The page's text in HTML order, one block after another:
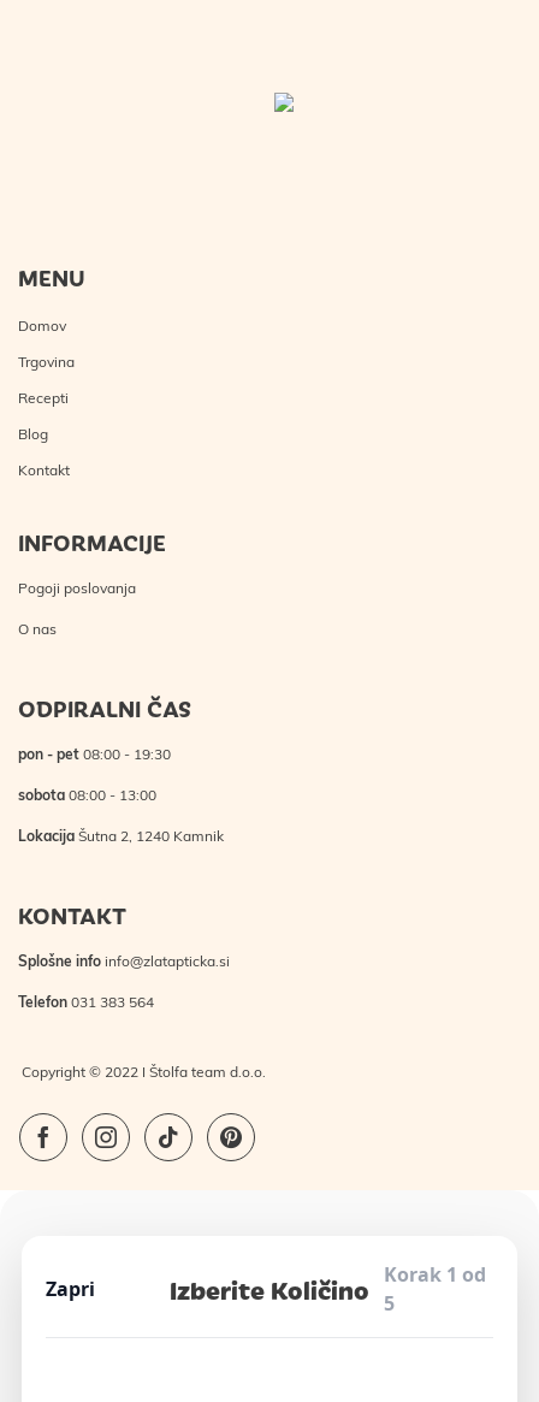
MENU
Domov
Trgovina
Recepti
Blog
Kontakt
INFORMACIJE
Pogoji poslovanja
O nas
ODPIRALNI ČAS
pon - pet 08:00 - 19:30
sobota 08:00 - 13:00
Lokacija Šutna 2, 1240 Kamnik
KONTAKT
Splošne info info@zlatapticka.si
Telefon 031 383 564
Copyright © 2022 I Štolfa team d.o.o.
Zapri Izberite Količino
Korak 1 od
5